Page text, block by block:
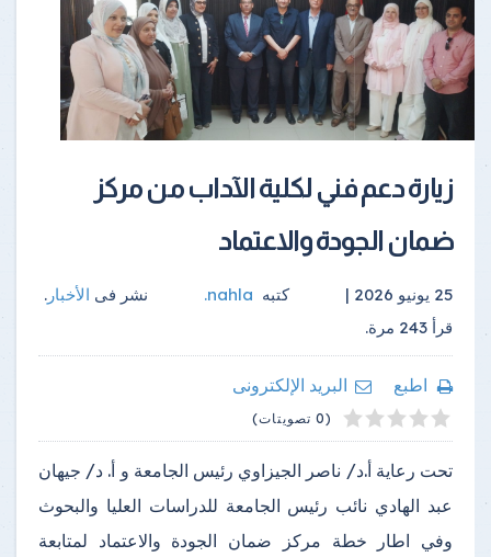
زيارة دعم فني لكلية الآداب من مركز
ضمان الجودة والاعتماد
25 يونيو 2026 | كتبه nahla
. نشر فى الأخبار .
قرأ 243 مرة.
اطبع
البريد الإلكترونى
1
2
3
4
5 (0 تصويتات)
تحت رعاية أ.د/ ناصر الجيزاوي رئيس الجامعة و أ. د/ جيهان
عبد الهادي نائب رئيس الجامعة للدراسات العليا والبحوث
وفي اطار خطة مركز ضمان الجودة والاعتماد لمتابعة